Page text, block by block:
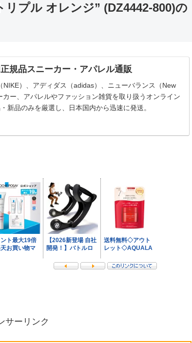
プル オレンジ” (DZ4442-800)の
規品スニーカー・アパレル通販
NIKE）、アディダス（adidas）、ニューバランス（New
カー、アパレルやファッション雑貨を取り扱うオンライン
新品のみを厳選し、日本国内から迅速に発送。
サーリンク